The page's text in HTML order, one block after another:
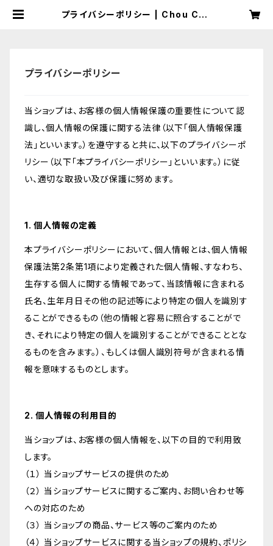
プライバシーポリシー | Chou Cho
プライバシーポリシー
当ショップは、お客様の個人情報保護の重要性について認
識し、個人情報の保護に関する法律（以下「個人情報保護
法」といいます。）を遵守すると共に、以下のプライバシーポ
リシー（以下「本プライバシーポリシー」といいます。）に従
い、適切な取扱い及び保護に努めます。
1. 個人情報の定義
本プライバシーポリシーにおいて、個人情報とは、個人情報
保護法第2条第1項により定義された個人情報、すなわち、
生存する個人に関する情報であって、当該情報に含まれる
氏名、生年月日その他の記述等により特定の個人を識別す
ることができるもの（他の情報と容易に照合することがで
き、それにより特定の個人を識別することができることとな
るものを含みます。）、もしくは個人識別符号が含まれる情
報を意味するものとします。
2. 個人情報の利用目的
当ショップは、お客様の個人情報を、以下の目的で利用致
します。
（１） 当ショップサービスの提供のため
（２） 当ショップサービスに関するご案内、お問い合わせ等
への対応のため
（３） 当ショップの商品、サービス等のご案内のため
（４） 当ショップサービスに関する当ショップの規約、ポリシ